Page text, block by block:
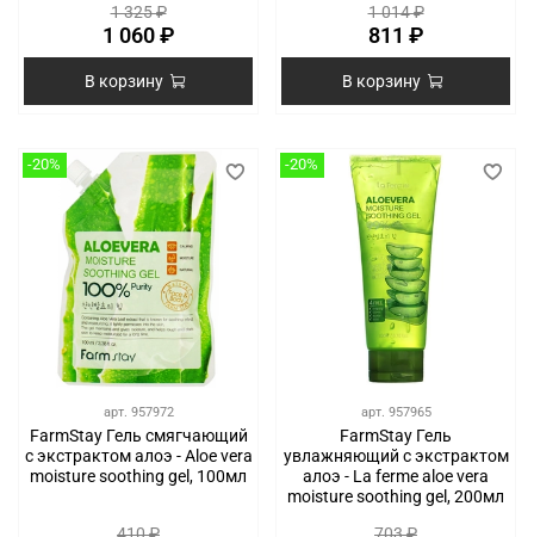
1 325 ₽
1 060 ₽
В корзину
1 014 ₽
811 ₽
В корзину
-20%
арт. 957972
FarmStay Гель смягчающий
с экстрактом алоэ - Aloe vera
moisture soothing gel, 100мл
-20%
арт. 957965
FarmStay Гель
увлажняющий с экстрактом
алоэ - La ferme aloe vera
moisture soothing gel, 200мл